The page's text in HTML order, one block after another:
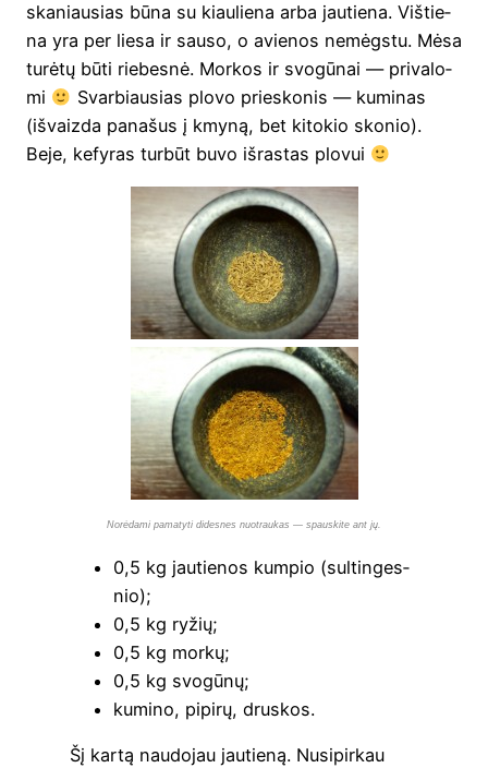
ska­niau­sias būna su kiau­lie­na arba jau­tie­na. Viš­tie­
na yra per lie­sa ir sau­so, o avie­nos nemėgs­tu. Mėsa
turė­tų būti rie­bes­nė. Mor­kos ir svo­gū­nai — pri­va­lo­
mi
Svar­biau­sias plo­vo prie­sko­nis — kumi­nas
(išvaiz­da pana­šus į kmy­ną, bet kito­kio sko­nio).
Beje, kefy­ras tur­būt buvo išras­tas plovui
Norė­dami pama­tyti dides­nes nuo­trau­kas — spau­s­ki­te ant jų.
0,5 kg jau­tie­nos kum­pio (sul­tin­ges­
nio);
0,5 kg ryžių;
0,5 kg morkų;
0,5 kg svogūnų;
kumi­no, pipi­rų, druskos.
Šį kar­tą nau­do­jau jau­tie­ną. Nusi­pir­kau